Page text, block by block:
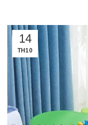
14
TH10